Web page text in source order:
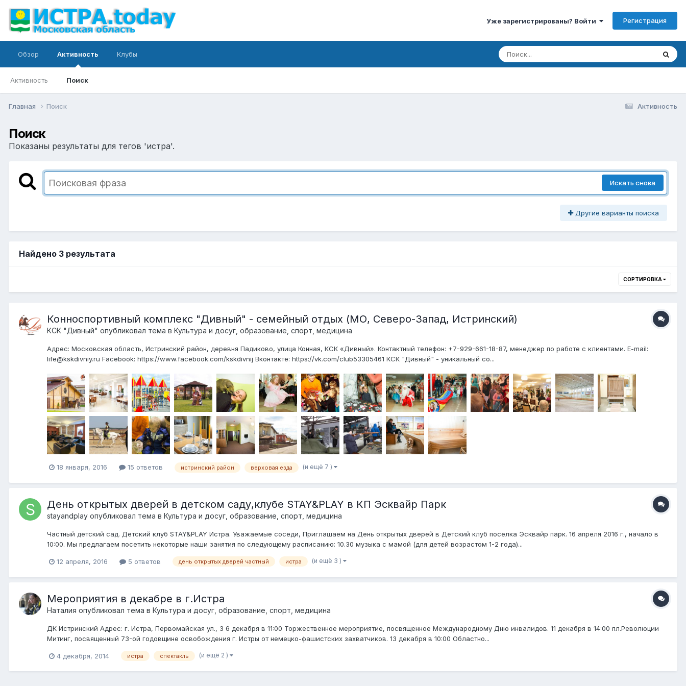
Уже зарегистрированы? Войти Регистрация
Обзор Активность
Активность Поиск
Клубы
Активность
Главная Поиск
Поиск
Показаны результаты для тегов 'истра'.
Искать снова
Другие варианты поиска
Найдено 3 результата
СОРТИРОВКА
Конноспортивный комплекс "Дивный" - семейный отдых (МО, Северо-Запад, Истринский)
КСК "Дивный" опубликовал тема в Культура и досуг, образование, спорт, медицина
Адрес: Московская область, Истринский район, деревня Падиково, улица Конная, КСК «Дивный». Контактный телефон: +7-929-661-18-87, менеджер по работе с клиентами. E-mail:
life@kskdivniy.ru Facebook: https://www.facebook.com/kskdivnij Вконтакте: https://vk.com/club53305461 КСК "Дивный" - уникальный со...
18 января, 2016 15 ответов истринский район верховая езда (и ещё 7 )
День открытых дверей в детском саду,клубе STAY&PLAY в КП Эсквайр Парк
stayandplay опубликовал тема в Культура и досуг, образование, спорт, медицина
Частный детский сад. Детский клуб STAY&PLAY Истра. Уважаемые соседи, Приглашаем на День открытых дверей в Детский клуб поселка Эсквайр парк. 16 апреля 2016 г., начало в
10:00. Мы предлагаем посетить некоторые наши занятия по следующему расписанию: 10.30 музыка с мамой (для детей возрастом 1-2 года)...
12 апреля, 2016 5 ответов день открытых дверей частный истра (и ещё 3 )
Мероприятия в декабре в г.Истра
Наталия опубликовал тема в Культура и досуг, образование, спорт, медицина
ДК Истринский Адрес: г. Истра, Первомайская ул., 3 6 декабря в 11:00 Торжественное мероприятие, посвященное Международному Дню инвалидов. 11 декабря в 14:00 пл.Революции
Митинг, посвященный 73-ой годовщине освобождения г. Истры от немецко-фашистских захватчиков. 13 декабря в 10:00 Областно...
4 декабря, 2014 истра спектакль (и ещё 2 )